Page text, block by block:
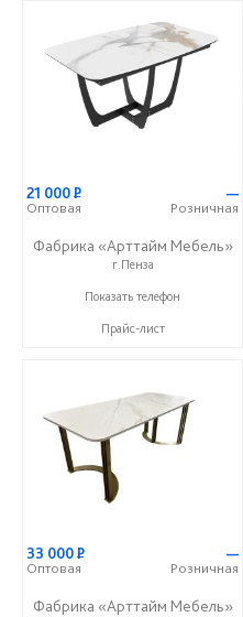
21 000Р
Оптовая
—
Розничная
Фабрика «Арттайм Мебель»
г.Пенза
+7 (800) 201-23-49
Показать телефон
Прайс-лист
33 000Р
Оптовая
—
Розничная
Фабрика «Арттайм Мебель»